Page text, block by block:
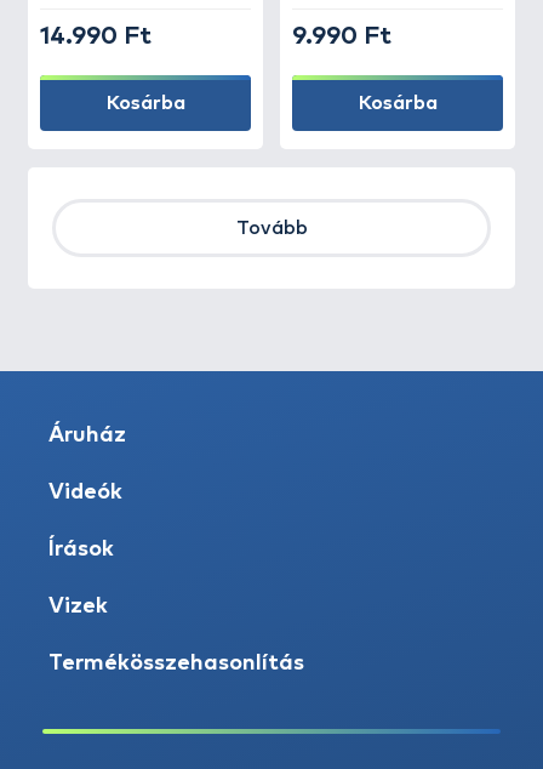
14.990 Ft
Kosárba
9.990 Ft
Kosárba
Tovább
Áruház
Videók
Írások
Vizek
Termékösszehasonlítás